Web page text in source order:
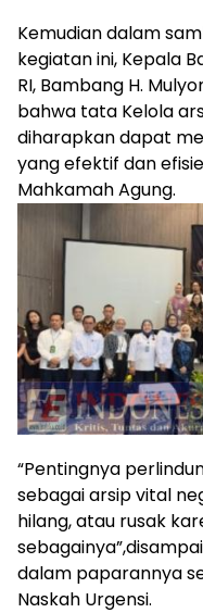
Kemudian dalam
kegiatan ini, Kepala
RI, Bambang H.
bahwa tata Kelola
diharapkan dapat
yang efektif dan
Mahkamah Agung.
“Pentingnya
sebagai arsip vital
hilang, atau rusak
dalam paparannya
Naskah Urgensi.